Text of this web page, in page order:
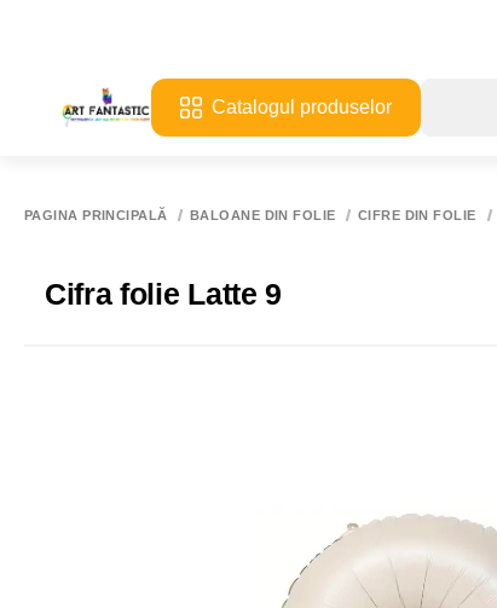
Catalogul produselor
PAGINA PRINCIPALĂ BALOANE DIN FOLIE CIFRE DIN FOLIE
Cifra folie Latte 9